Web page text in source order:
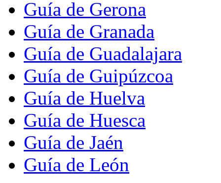
Guía de Gerona
Guía de Granada
Guía de Guadalajara
Guía de Guipúzcoa
Guía de Huelva
Guía de Huesca
Guía de Jaén
Guía de León